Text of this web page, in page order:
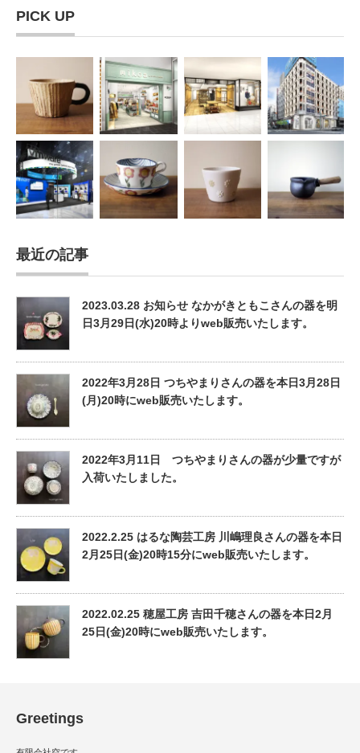
PICK UP
最近の記事
2023.03.28 お知らせ なかがきともこさんの器を明
日3月29日(水)20時よりweb販売いたします。
2022年3月28日 つちやまりさんの器を本日3月28日
(月)20時にweb販売いたします。
2022年3月11日 つちやまりさんの器が少量ですが
入荷いたしました。
2022.2.25 はるな陶芸工房 川嶋理良さんの器を本日
2月25日(金)20時15分にweb販売いたします。
2022.02.25 穂屋工房 吉田千穂さんの器を本日2月
25日(金)20時にweb販売いたします。
Greetings